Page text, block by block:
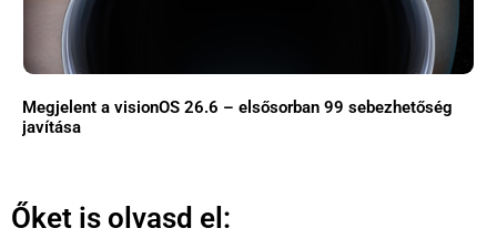
Megjelent a visionOS 26.6 – elsősorban 99 sebezhetőség
javítása
Őket is olvasd el: